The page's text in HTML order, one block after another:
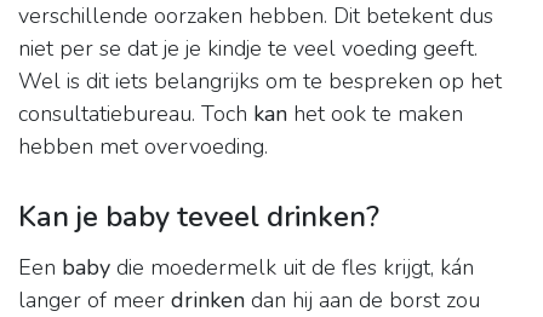
verschillende oorzaken hebben. Dit betekent dus
niet per se dat je je kindje te veel voeding geeft.
Wel is dit iets belangrijks om te bespreken op het
consultatiebureau. Toch kan het ook te maken
hebben met overvoeding.
Kan je baby teveel drinken?
Een baby die moedermelk uit de fles krijgt, kán
langer of meer drinken dan hij aan de borst zou